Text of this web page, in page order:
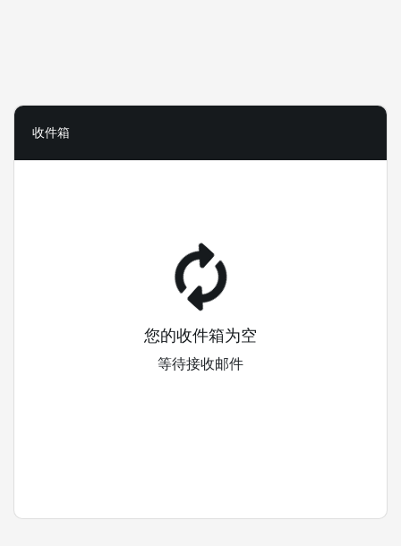
收件箱
您的收件箱为空
等待接收邮件